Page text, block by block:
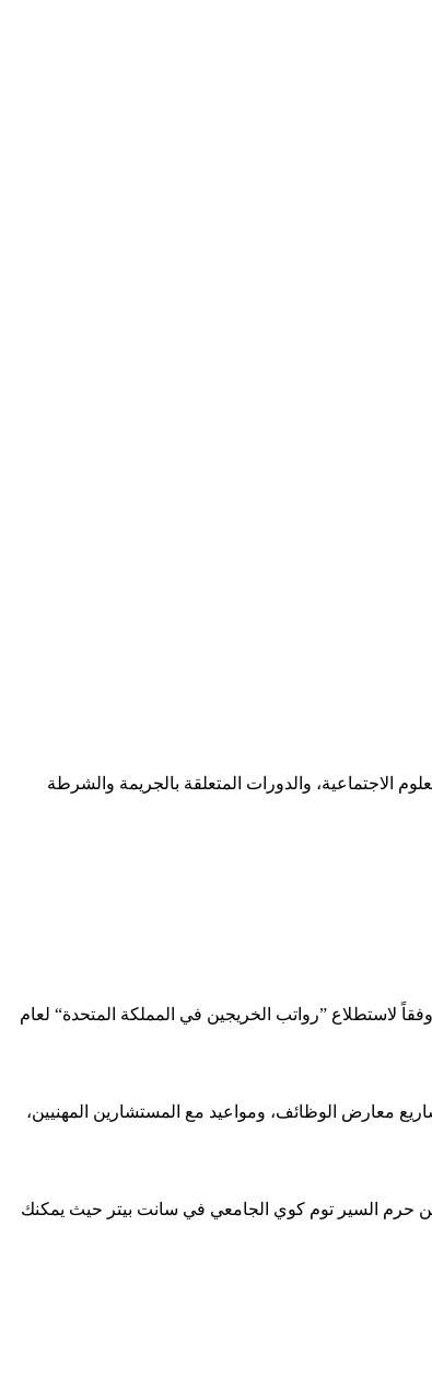
الاجتماعية، والدورات المتعلقة بالجريمة والشرطة
لاستطلاع ”رواتب الخريجين في المملكة المتحدة“ لعام
معارض الوظائف، ومواعيد مع المستشارين المهنيين،
من حرم السير توم كوي الجامعي في سانت بيتر حيث يمكنك